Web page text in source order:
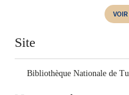
Site
Bibliothèque Nationale de